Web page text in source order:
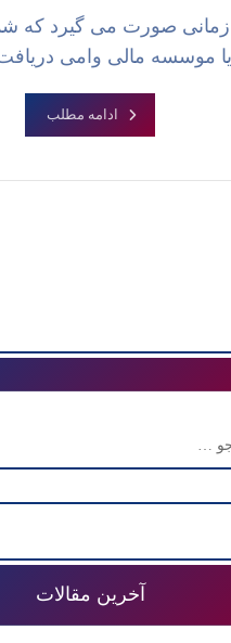
صورت می گیرد که شما
یا موسسه مالی وامی
ادامه مطلب
آخرین مقالات